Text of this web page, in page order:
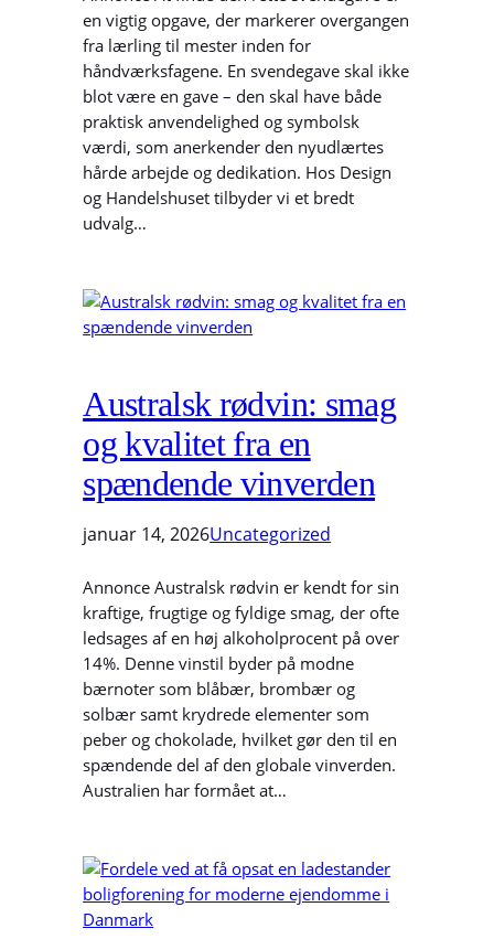
en vigtig opgave, der markerer overgangen
fra lærling til mester inden for
håndværksfagene. En svendegave skal ikke
blot være en gave – den skal have både
praktisk anvendelighed og symbolsk
værdi, som anerkender den nyudlærtes
hårde arbejde og dedikation. Hos Design
og Handelshuset tilbyder vi et bredt
udvalg…
Australsk rødvin: smag
og kvalitet fra en
spændende vinverden
januar 14, 2026Uncategorized
Annonce Australsk rødvin er kendt for sin
kraftige, frugtige og fyldige smag, der ofte
ledsages af en høj alkoholprocent på over
14%. Denne vinstil byder på modne
bærnoter som blåbær, brombær og
solbær samt krydrede elementer som
peber og chokolade, hvilket gør den til en
spændende del af den globale vinverden.
Australien har formået at…